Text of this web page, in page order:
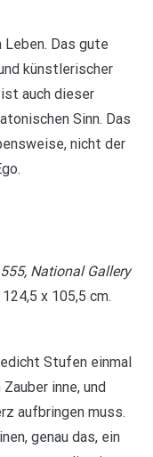
Das gute
künstlerischer
auch dieser
Sinn. Das
nicht der
National Gallery
x 105,5 cm.
Stufen einmal
inne, und
aufbringen muss.
genau das, ein